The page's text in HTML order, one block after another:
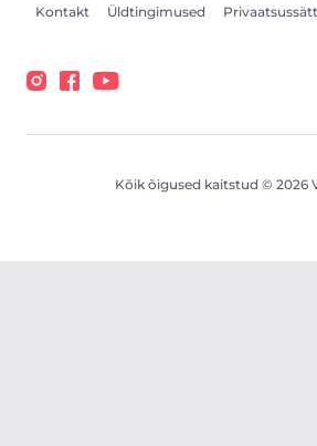
Kontakt Üldtingimused
Kõik õigused kaitstud © 2026